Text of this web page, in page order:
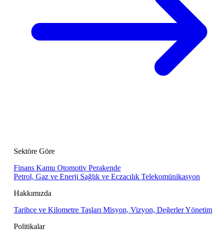
Sektöre Göre
Finans Kamu Otomotiv Perakende
Petrol, Gaz ve Enerji Sağlık ve Eczacılık Telekomünikasyon
Hakkımızda
Tarihçe ve Kilometre Taşları Misyon, Vizyon, DeğerlerYönetim
Politikalar